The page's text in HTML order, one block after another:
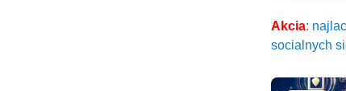
Akcia:
socialnych